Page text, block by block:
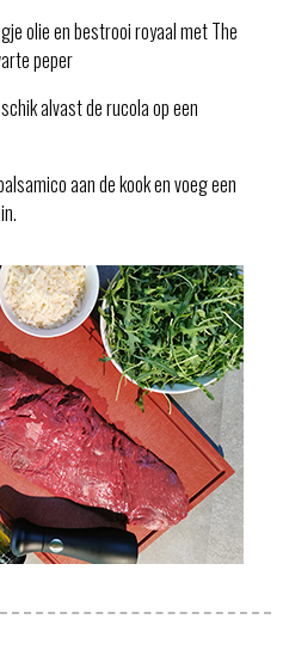
olie en bestrooi royaal met The
peper
alvast de rucola op een
aan de kook en voeg een